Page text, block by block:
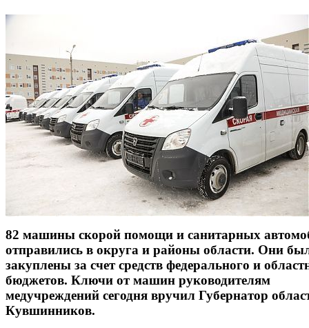
82 машины скорой помощи и санитарных
отправились в округа и районы области. Они
закуплены за счет средств федерального и
бюджетов. Ключи от машин руководителям
медучреждений сегодня вручил Губернатор
Кувшинников.